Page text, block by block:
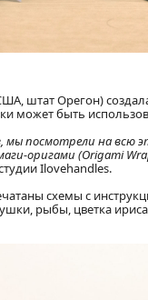
штат Орегон)
может быть
посмотрели на всю
оригами (Origami
Ilovehandles.
схемы с
рыбы, цветка